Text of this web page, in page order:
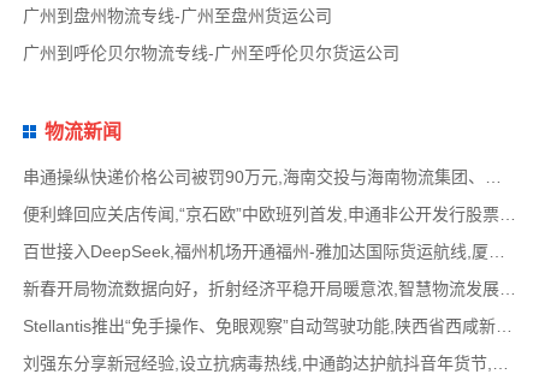
广州到盘州物流专线-广州至盘州货运公司
广州到呼伦贝尔物流专线-广州至呼伦贝尔货运公司
物流新闻
便利蜂回应关店传闻,“京石欧”中欧班列首发,申通非公开发行股票方案失效,老挝中通和老挝
百世接入DeepSeek,福州机场开通福州-雅加达国际货运航线,厦门拟立法保障网约配送员劳动权益
新春开局物流数据向好，折射经济平稳开局暖意浓,智慧物流发展迅猛，新一代信息技术深度融
Stellantis推出“免手操作、免眼观察”自动驾驶功能,陕西省西咸新区公示首批智能网联道路测试